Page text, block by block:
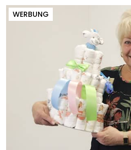
WERBUNG